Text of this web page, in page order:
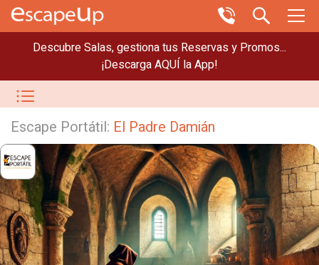
Descubre Salas, gestiona tus Reservas y Promos...
¡Descarga AQUÍ la App!
Escape Portátil: El Padre Damián